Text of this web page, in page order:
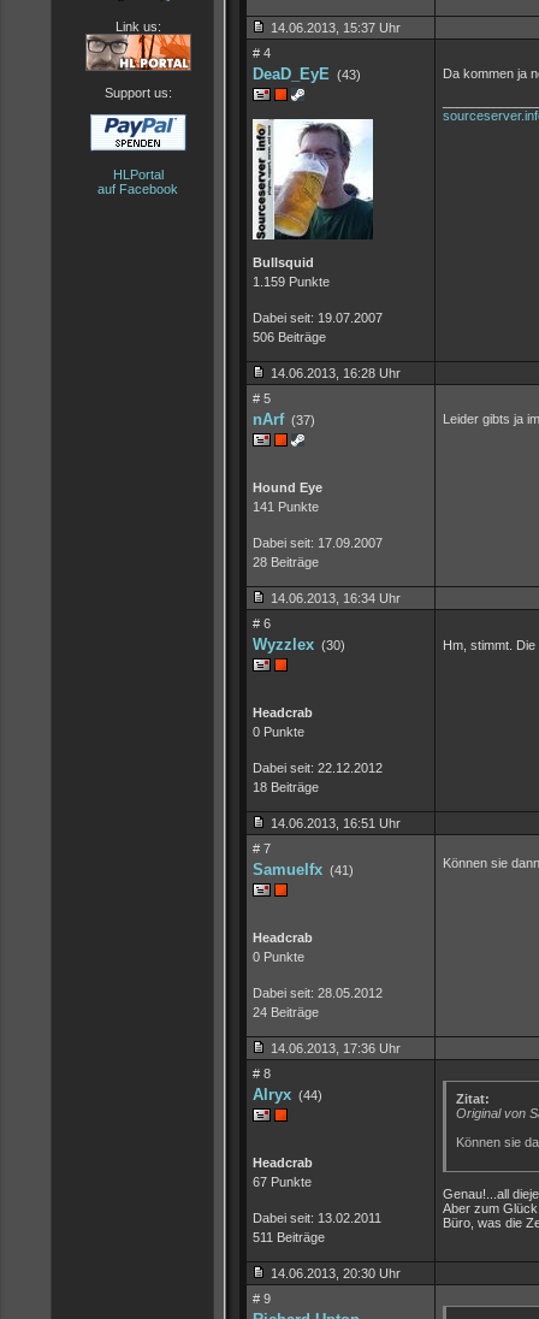
Link us:
Support us:
HLPortal
auf Facebook
14.06.2013, 15:37 Uhr
# 4
DeaD_EyE (43)
Bullsquid
1.159 Punkte
Dabei seit: 19.07.2007
506 Beiträge
Da kommen ja
14.06.2013, 16:28 Uhr
# 5
nArf(37)
Hound Eye
141 Punkte
Dabei seit: 17.09.2007
28 Beiträge
Leider gibts ja
14.06.2013, 16:34 Uhr
# 6
Wyzzlex (30)
Headcrab
0 Punkte
Dabei seit: 22.12.2012
18 Beiträge
Hm, stimmt.
14.06.2013, 16:51 Uhr
# 7
Samuelfx (41)
Headcrab
0 Punkte
Dabei seit: 28.05.2012
24 Beiträge
Können sie
14.06.2013, 17:36 Uhr
# 8
Alryx (44)
Headcrab
67 Punkte
Dabei seit: 13.02.2011
511 Beiträge
Zitat:
Original von
Können sie
Genau!...all
Aber zum
Büro, was die
14.06.2013, 20:30 Uhr
# 9